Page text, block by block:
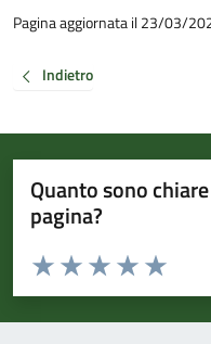
Pagina aggiornata il 23/03/
Indietro
Quanto sono
pagina?
Valuta da 1 a 5 stelle la pagina
Valuta 5
Valuta 4
Valuta 3 stelle
Valuta 2 stelle su 5
Valuta 1 stelle su 5